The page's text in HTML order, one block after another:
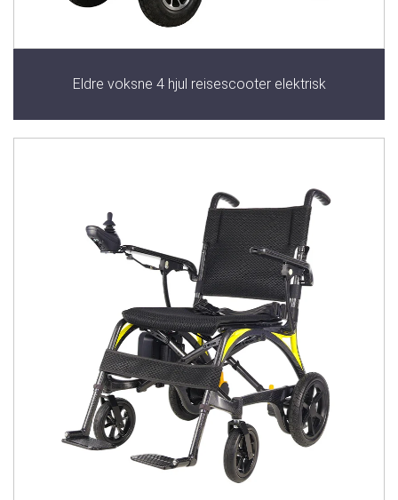
Eldre voksne 4 hjul reisescooter elektrisk